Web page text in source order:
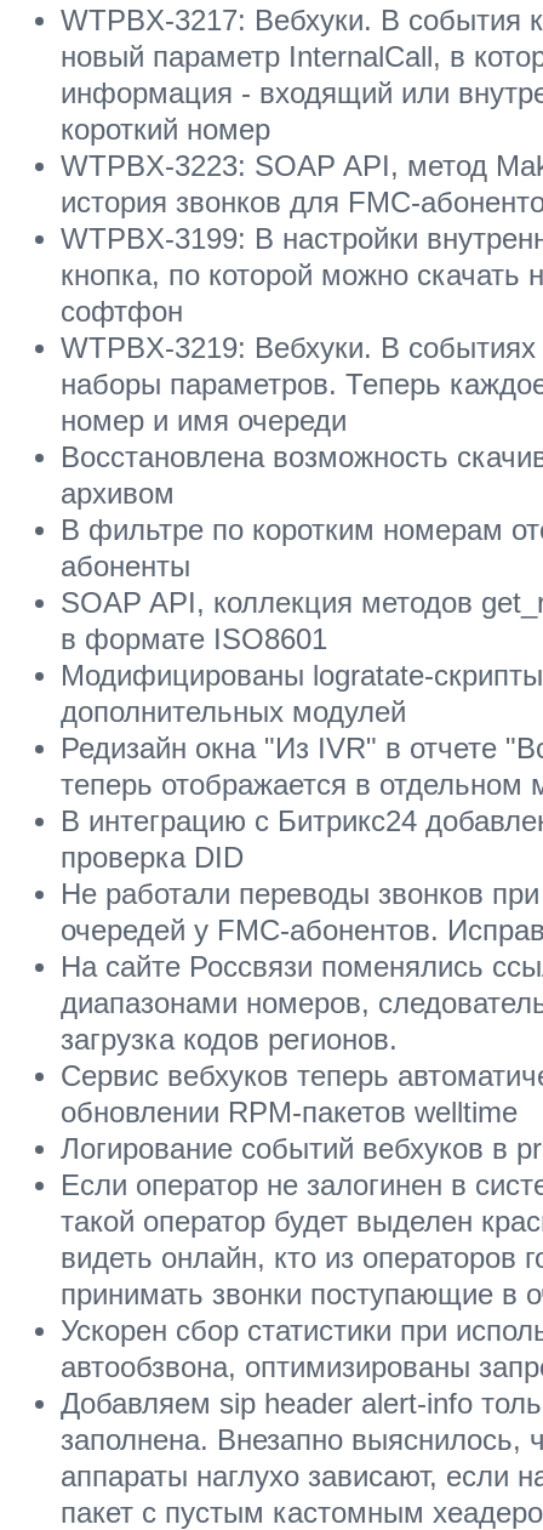
WTPBX-3217: Вебхуки. В события
новый параметр InternalCall, в
информация - входящий или
короткий номер
WTPBX-3223: SOAP API, метод
история звонков для FMC-
WTPBX-3199: В настройки
кнопка, по которой можно скачать
софтфон
WTPBX-3219: Вебхуки. В
наборы параметров. Теперь
номер и имя очереди
Восстановлена возможность
архивом
В фильтре по коротким номерам
абоненты
SOAP API, коллекция методов
в формате ISO8601
Модифицированы logratate-
дополнительных модулей
Редизайн окна "Из IVR" в отчете
теперь отображается в отдельном
В интеграцию с Битрикс24
проверка DID
Не работали переводы звонков
очередей у FMC-абонентов.
На сайте Россвязи поменялись
диапазонами номеров,
загрузка кодов регионов.
Сервис вебхуков теперь
обновлении RPM-пакетов welltime
Логирование событий вебхуков в
Если оператор не залогинен в
такой оператор будет выделен
видеть онлайн, кто из операторов
принимать звонки поступающие в
Ускорен сбор статистики при
автообзвона, оптимизированы
Добавляем sip header alert-info
заполнена. Внезапно выяснилось,
аппараты наглухо зависают, если
пакет с пустым кастомным